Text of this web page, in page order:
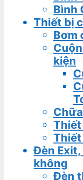
Bình
Thiết bị
Bơm
kiện
Thiết
Thiết
Đèn Exit,
không
Đèn